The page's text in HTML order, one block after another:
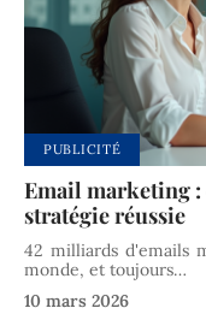
PUBLICITÉ
Email marketing :
stratégie réussie
42 milliards d'emails
monde, et toujours…
10 mars 2026